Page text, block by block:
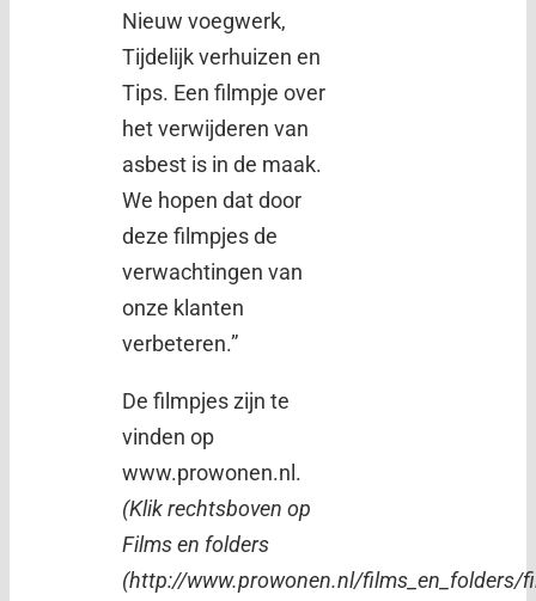
Nieuw voegwerk,
Tijdelijk verhuizen en
Tips. Een filmpje over
het verwijderen van
asbest is in de maak.
We hopen dat door
deze filmpjes de
verwachtingen van
onze klanten
verbeteren.”
De filmpjes zijn te
vinden op
www.prowonen.nl.
(Klik rechtsboven op
Films en folders
(http://www.prowonen.nl/films_en_folders/